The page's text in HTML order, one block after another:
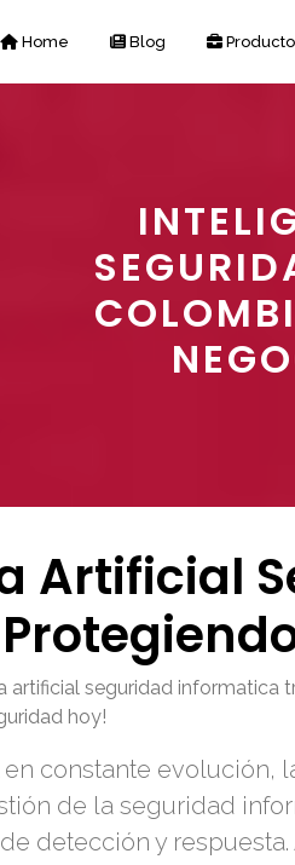
Home Blog
Artificial
artificial seguridad informatica
hoy!
constante evolución,
de la seguridad
detección y